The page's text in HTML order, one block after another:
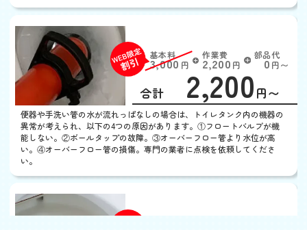
基本料
3,000 円 W
EB
限
定
割
引
作業費
2,200 円
部品代
0円〜
合計 2,200 円〜
便器や手洗い管の水が流れっぱなしの場合は、トイレタンク内の機器の
異常が考えられ、以下の4つの原因があります。①フロートバルブが機
能しない。②ボールタップの故障。③オーバーフロー管より水位が高
い。④オーバーフロー管の損傷。専門の業者に点検を依頼してくださ
い。